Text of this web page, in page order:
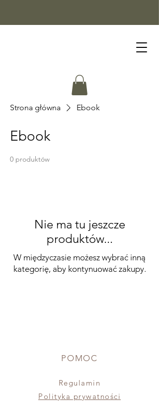
Strona główna Ebook
Ebook
0 produktów
Nie ma tu jeszcze
produktów...
W międzyczasie możesz wybrać inną
kategorię, aby kontynuować zakupy.
POMOC
Regulamin
Polityka prywatności